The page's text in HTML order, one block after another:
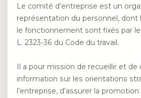
Le comité d’entreprise est un
représentation du personnel,
le fonctionnement sont fixés par
L. 2323-36 du Code du travail.
Il a pour mission de recueillir et
information sur les orientations
l’entreprise, d’assurer la